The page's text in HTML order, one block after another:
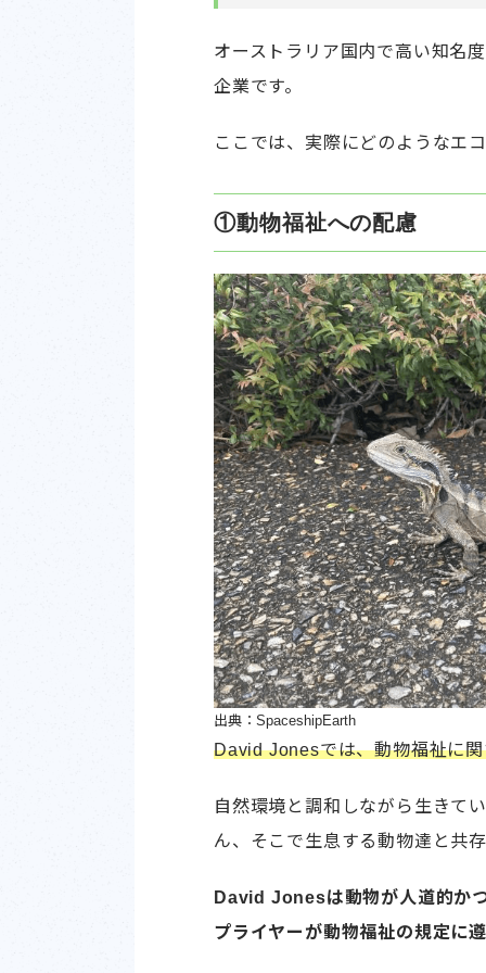
オーストラリア国内で高い知名
企業です。
ここでは、実際にどのようなエ
①動物福祉への配慮
出典：SpaceshipEarth
David Jonesでは、動物福祉に
自然環境と調和しながら生きて
ん、そこで生息する動物達と共
David Jonesは動物が人道的か
プライヤーが動物福祉の規定に